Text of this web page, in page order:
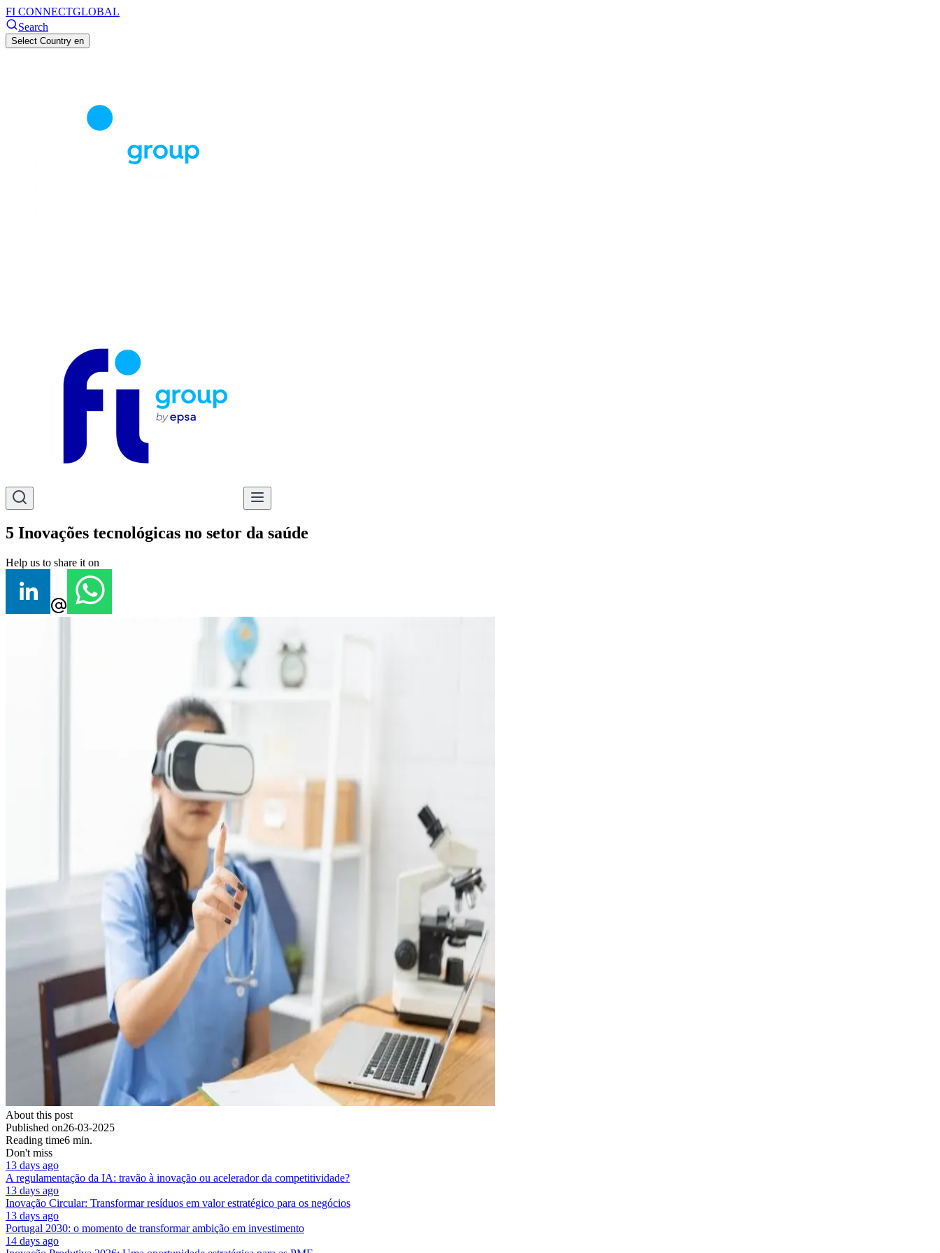
FI CONNECTGLOBAL
Search
Select Country en
5 Inovações tecnológicas no setor da saúde
Help us to share it on
About this post
Published on26-03-2025
Reading time6 min.
Don't miss
13 days ago
A regulamentação da IA: travão à inovação ou acelerador da competitividade?
13 days ago
Inovação Circular: Transformar resíduos em valor estratégico para os negócios
13 days ago
Portugal 2030: o momento de transformar ambição em investimento
14 days ago